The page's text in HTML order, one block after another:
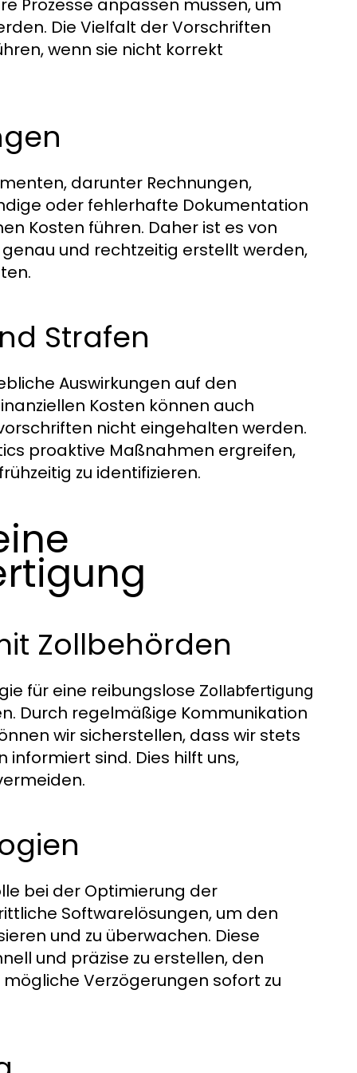
Prozesse anpassen müssen, um
Die Vielfalt der Vorschriften
wenn sie nicht korrekt
darunter Rechnungen,
oder fehlerhafte Dokumentation
Kosten führen. Daher ist es von
und rechtzeitig erstellt werden,
Strafen
Auswirkungen auf den
Kosten können auch
nicht eingehalten werden.
proaktive Maßnahmen ergreifen,
zu identifizieren.
Zollbehörden
für eine reibungslose Zollabfertigung
Durch regelmäßige Kommunikation
wir sicherstellen, dass wir stets
sind. Dies hilft uns,
bei der Optimierung der
Softwarelösungen, um den
und zu überwachen. Diese
und präzise zu erstellen, den
Verzögerungen sofort zu